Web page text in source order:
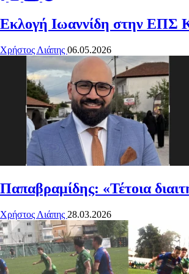
Εκλογή Ιωαννίδη στην ΕΠΣ
Χρήστος Λιάπης 06.05.2026
Παπαβραμίδης: «Τέτοια
Χρήστος Λιάπης 28.03.2026